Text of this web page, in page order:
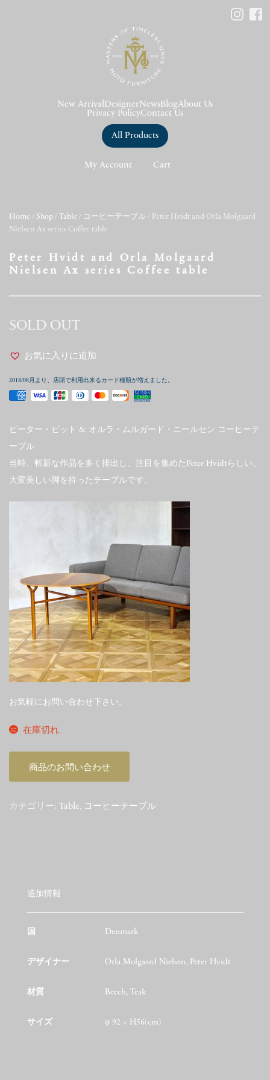
New Arrival DesignerNews BlogAbout Us
Privacy PolicyContact Us
All Products
My Account Cart
Home / Shop / Table / コーヒーテーブル / Peter Hvidt and Orla Molgaard
Nielsen Ax series Coffee table
Peter Hvidt and Orla Molgaard
Nielsen Ax series Coffee table
SOLD OUT
お気に入りに追加
2018/08月より、店頭で利用出来るカード種類が増えました。
ピーター・ビット & オルラ・ムルガード・ニールセン コーヒーテ
ーブル
当時、斬新な作品を多く排出し、注目を集めたPeter Hvidtらしい、
大変美しい脚を持ったテーブルです。
お気軽にお問い合わせ下さい。
在庫切れ
商品のお問い合わせ
カテゴリー: Table, コーヒーテーブル
追加情報
国 Denmark
デザイナー Orla Molgaard Nielsen, Peter Hvidt
材質 Beech, Teak
サイズ φ 92 × H56(cm)